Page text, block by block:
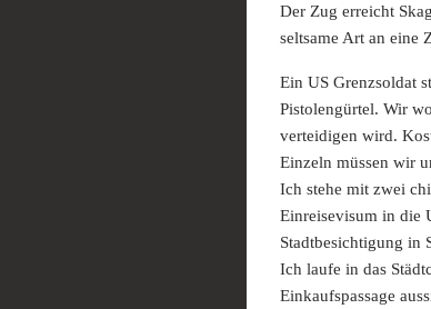
Der Zug erreicht
seltsame Art an eine
Ein US Grenzsoldat
Pistolengürtel. Wir
verteidigen wird.
Einzeln müssen wir
Ich stehe mit zwei
Einreisevisum in die
Stadtbesichtigung in
Ich laufe in das
Einkaufspassage